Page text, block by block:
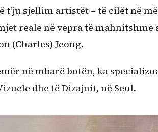
t’ju sjellim artistët – të cilët në
reale në vepra të
(Charles) Jeong.
në mbarë botën, ka
dhe të Dizajnit, në Seul.